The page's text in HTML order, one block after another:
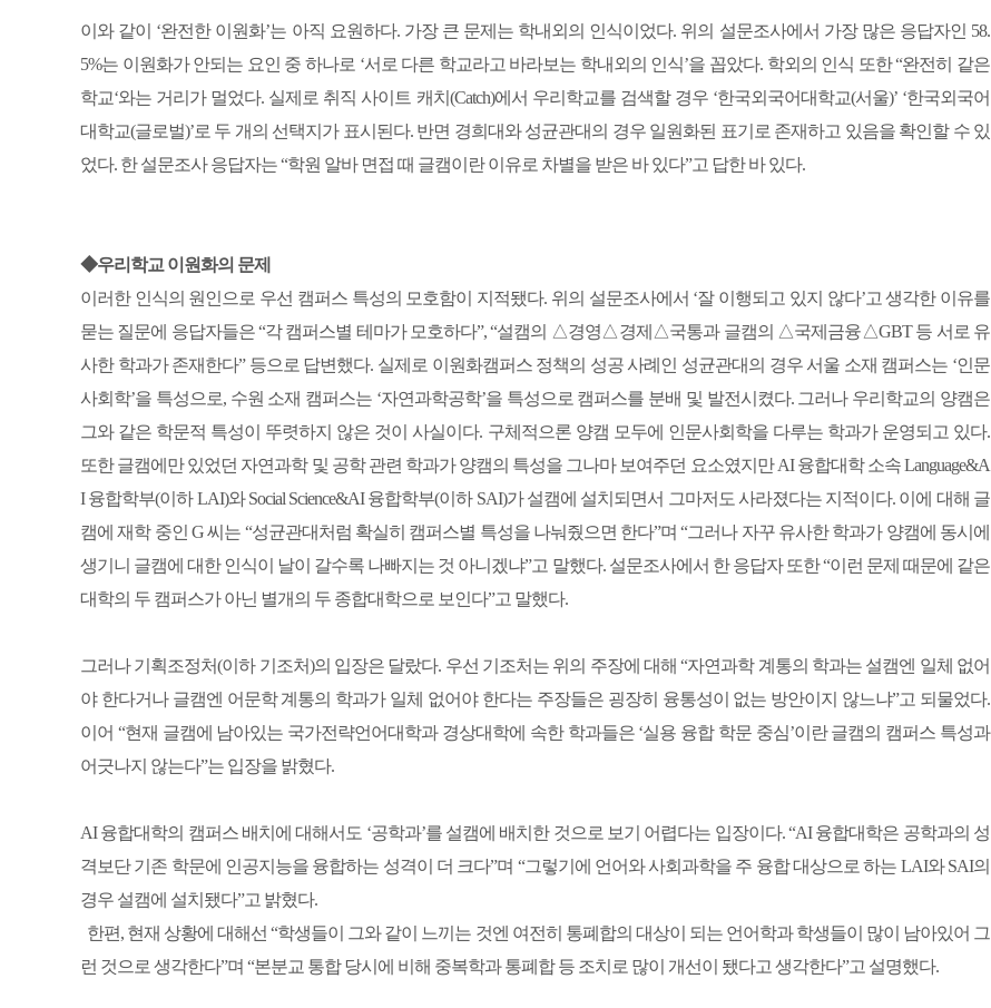
이와 같이 ‘완전한 이원화’는 아직 요원하다. 가장 큰 문제는 학내외의 인식이었다. 위의 설문조사에서 가장 많은 응답자인 58.
5%는 이원화가 안되는 요인 중 하나로 ‘서로 다른 학교라고 바라보는 학내외의 인식’을 꼽았다. 학외의 인식 또한 “완전히 같은
학교‘와는 거리가 멀었다. 실제로 취직 사이트 캐치(Catch)에서 우리학교를 검색할 경우 ‘한국외국어대학교(서울)’ ‘한국외국어
대학교(글로벌)’로 두 개의 선택지가 표시된다. 반면 경희대와 성균관대의 경우 일원화된 표기로 존재하고 있음을 확인할 수 있
었다. 한 설문조사 응답자는 “학원 알바 면접 때 글캠이란 이유로 차별을 받은 바 있다”고 답한 바 있다.
◆우리학교 이원화의 문제
이러한 인식의 원인으로 우선 캠퍼스 특성의 모호함이 지적됐다. 위의 설문조사에서 ‘잘 이행되고 있지 않다’고 생각한 이유를
묻는 질문에 응답자들은 “각 캠퍼스별 테마가 모호하다”, “설캠의 △경영△경제△국통과 글캠의 △국제금융△GBT 등 서로 유
사한 학과가 존재한다” 등으로 답변했다. 실제로 이원화캠퍼스 정책의 성공 사례인 성균관대의 경우 서울 소재 캠퍼스는 ‘인문
사회학’을 특성으로, 수원 소재 캠퍼스는 ‘자연과학공학’을 특성으로 캠퍼스를 분배 및 발전시켰다. 그러나 우리학교의 양캠은
그와 같은 학문적 특성이 뚜렷하지 않은 것이 사실이다. 구체적으론 양캠 모두에 인문사회학을 다루는 학과가 운영되고 있다.
또한 글캠에만 있었던 자연과학 및 공학 관련 학과가 양캠의 특성을 그나마 보여주던 요소였지만 AI 융합대학 소속 Language&A
I 융합학부(이하 LAI)와 Social Science&AI 융합학부(이하 SAI)가 설캠에 설치되면서 그마저도 사라졌다는 지적이다. 이에 대해 글
캠에 재학 중인 G 씨는 “성균관대처럼 확실히 캠퍼스별 특성을 나눠줬으면 한다”며 “그러나 자꾸 유사한 학과가 양캠에 동시에
생기니 글캠에 대한 인식이 날이 갈수록 나빠지는 것 아니겠냐”고 말했다. 설문조사에서 한 응답자 또한 “이런 문제 때문에 같은
대학의 두 캠퍼스가 아닌 별개의 두 종합대학으로 보인다”고 말했다.
그러나 기획조정처(이하 기조처)의 입장은 달랐다. 우선 기조처는 위의 주장에 대해 “자연과학 계통의 학과는 설캠엔 일체 없어
야 한다거나 글캠엔 어문학 계통의 학과가 일체 없어야 한다는 주장들은 굉장히 융통성이 없는 방안이지 않느냐”고 되물었다.
이어 “현재 글캠에 남아있는 국가전략언어대학과 경상대학에 속한 학과들은 ‘실용 융합 학문 중심’이란 글캠의 캠퍼스 특성과
어긋나지 않는다”는 입장을 밝혔다.
AI 융합대학의 캠퍼스 배치에 대해서도 ‘공학과’를 설캠에 배치한 것으로 보기 어렵다는 입장이다. “AI 융합대학은 공학과의 성
격보단 기존 학문에 인공지능을 융합하는 성격이 더 크다”며 “그렇기에 언어와 사회과학을 주 융합 대상으로 하는 LAI와 SAI의
경우 설캠에 설치됐다”고 밝혔다.
한편, 현재 상황에 대해선 “학생들이 그와 같이 느끼는 것엔 여전히 통폐합의 대상이 되는 언어학과 학생들이 많이 남아있어 그
런 것으로 생각한다”며 “본분교 통합 당시에 비해 중복학과 통폐합 등 조치로 많이 개선이 됐다고 생각한다”고 설명했다.